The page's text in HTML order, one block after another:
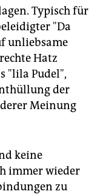
Typisch für
"Da
unliebsame
Hatz
"lila Pudel",
der
Meinung
keine
immer wieder
zu